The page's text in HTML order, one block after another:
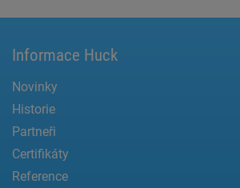
Informace Huck
Novinky
Historie
Partneři
Certifikáty
Reference